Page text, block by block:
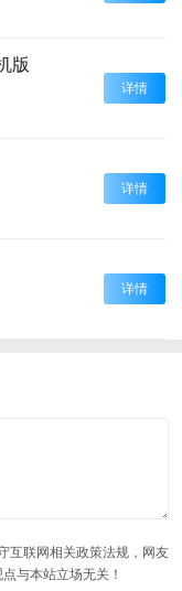
版
详情
详情
详情
互联网相关政策法规，网友
点与本站立场无关！